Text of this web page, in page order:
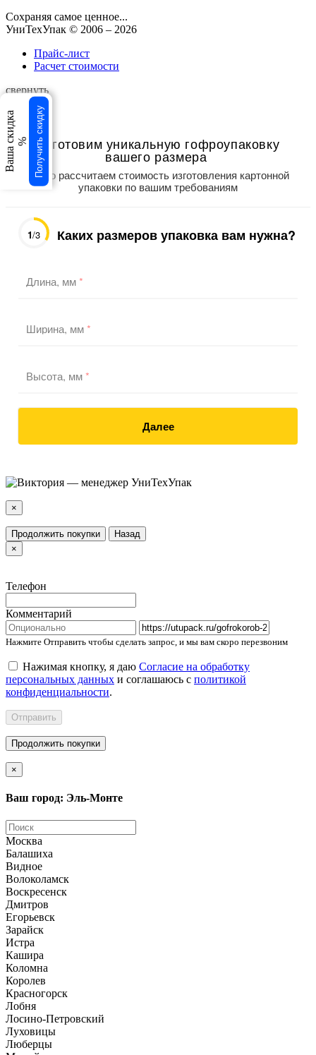
Сохраняя самое ценное...
УниТехУпак © 2006 – 2026
Прайс-лист
Расчет стоимости
свернуть
×
Изготовим уникальную гофроупаковку
вашего размера
Точно рассчитаем стоимость изготовления картонной
упаковки по вашим требованиям
1/3 Каких размеров упаковка вам нужна?
Длина, мм*
Ширина, мм*
Высота, мм*
Далее
×
Продолжить покупки
Назад
×
Телефон
Комментарий
Нажмите Отправить чтобы сделать запрос, и мы вам скоро перезвоним
Нажимая кнопку, я даю Согласие на обработку
персональных данных и соглашаюсь с политикой
конфиденциальности.
Отправить
Продолжить покупки
Ваша скидка % Получить скидку
×
Ваш город: Эль-Монте
Москва
Балашиха
Видное
Волоколамск
Воскресенск
Дмитров
Егорьевск
Зарайск
Истра
Кашира
Коломна
Королев
Красногорск
Лобня
Лосино-Петровский
Луховицы
Люберцы